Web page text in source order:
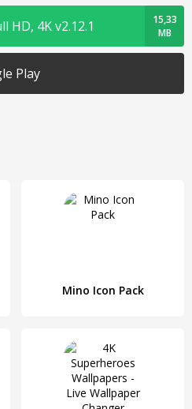
HD, 4K v2.12.1
15,33
MB
Play
Mino Icon Pack